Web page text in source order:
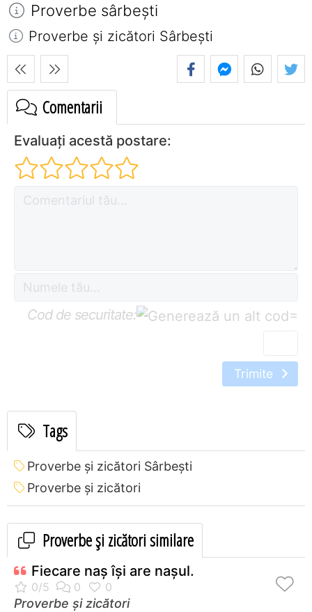
Proverbe sârbeşti
Proverbe și zicători Sârbeşti
Comentarii
Evaluați acestă postare:
Cod de securitate: =
Trimite
Tags
Proverbe și zicători Sârbeşti
Proverbe și zicători
Proverbe și zicători similare
Fiecare naş îşi are naşul.
Proverbe și zicători